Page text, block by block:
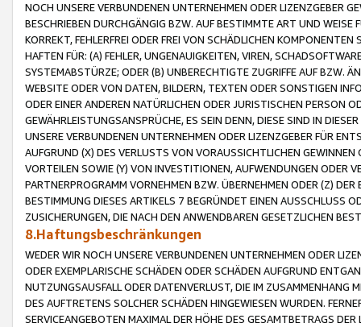
NOCH UNSERE VERBUNDENEN UNTERNEHMEN ODER LIZENZGEBER
BESCHRIEBEN DURCHGÄNGIG BZW. AUF BESTIMMTE ART UND
KORREKT, FEHLERFREI ODER FREI VON SCHÄDLICHEN
HAFTEN FÜR: (A) FEHLER, UNGENAUIGKEITEN, VIREN,
SYSTEMABSTÜRZE; ODER (B) UNBERECHTIGTE ZUGRIFFE AUF BZW.
WEBSITE ODER VON DATEN, BILDERN, TEXTEN ODER SONSTIGEN
ODER EINER ANDEREN NATÜRLICHEN ODER JURISTISCHEN PERSON
GEWÄHRLEISTUNGSANSPRÜCHE, ES SEIN DENN, DIESE SIND IN
UNSERE VERBUNDENEN UNTERNEHMEN ODER LIZENZGEBER FÜR
AUFGRUND (X) DES VERLUSTS VON VORAUSSICHTLICHEN
VORTEILEN SOWIE (Y) VON INVESTITIONEN, AUFWENDUNGEN ODER
PARTNERPROGRAMM VORNEHMEN BZW. ÜBERNEHMEN ODER (Z)
BESTIMMUNG DIESES ARTIKELS 7 BEGRÜNDET EINEN AUSSCHLUSS
ZUSICHERUNGEN, DIE NACH DEN ANWENDBAREN GESETZLICHEN
8.Haftungsbeschränkungen
WEDER WIR NOCH UNSERE VERBUNDENEN UNTERNEHMEN ODER
ODER EXEMPLARISCHE SCHÄDEN ODER SCHÄDEN AUFGRUND
NUTZUNGSAUSFALL ODER DATENVERLUST, DIE IM ZUSAMMENHANG
DES AUFTRETENS SOLCHER SCHÄDEN HINGEWIESEN WURDEN.
SERVICEANGEBOTEN MAXIMAL DER HÖHE DES GESAMTBETRAGS